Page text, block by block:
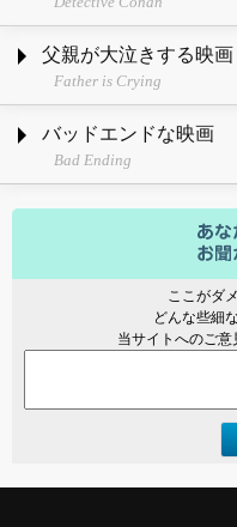
父親が大泣きする映画
Father is Crying
バッドエンドな映画
Bad Ending
ここがダ
どんな些細
当サイトへのご意